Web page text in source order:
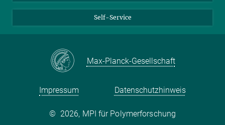
Self-Service
Max-Planck-Gesellschaft
Impressum Datenschutzhinweis
© 2026, MPI für Polymerforschung